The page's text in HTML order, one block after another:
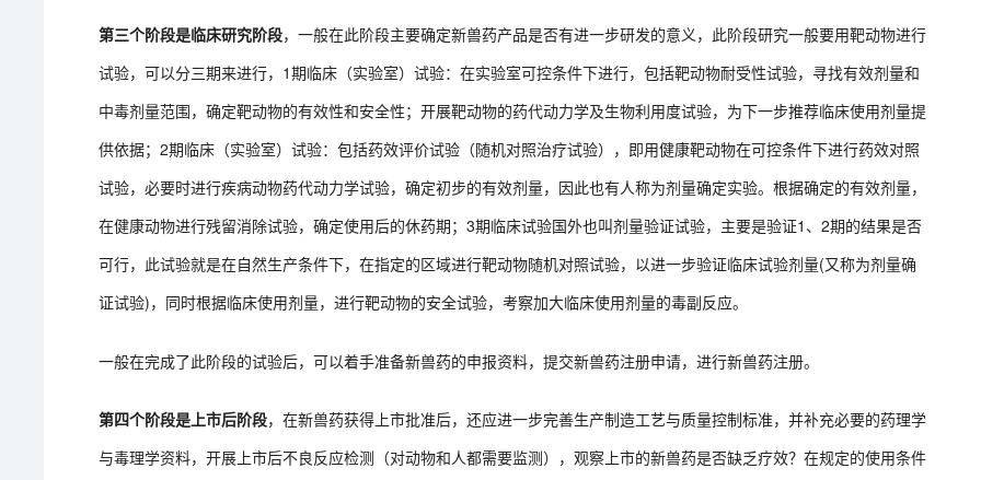
第三个阶段是临床研究阶段，一般在此阶段主要确定新兽药产品是否有进一步研发的意义，此阶段研究一般要用靶动物进行
试验，可以分三期来进行，1期临床（实验室）试验：在实验室可控条件下进行，包括靶动物耐受性试验，寻找有效剂量和
中毒剂量范围，确定靶动物的有效性和安全性；开展靶动物的药代动力学及生物利用度试验，为下一步推荐临床使用剂量提
供依据；2期临床（实验室）试验：包括药效评价试验（随机对照治疗试验），即用健康靶动物在可控条件下进行药效对照
试验，必要时进行疾病动物药代动力学试验，确定初步的有效剂量，因此也有人称为剂量确定实验。根据确定的有效剂量，
在健康动物进行残留消除试验，确定使用后的休药期；3期临床试验国外也叫剂量验证试验，主要是验证1、2期的结果是否
可行，此试验就是在自然生产条件下，在指定的区域进行靶动物随机对照试验，以进一步验证临床试验剂量(又称为剂量确
证试验)，同时根据临床使用剂量，进行靶动物的安全试验，考察加大临床使用剂量的毒副反应。
一般在完成了此阶段的试验后，可以着手准备新兽药的申报资料，提交新兽药注册申请，进行新兽药注册。
第四个阶段是上市后阶段，在新兽药获得上市批准后，还应进一步完善生产制造工艺与质量控制标准，并补充必要的药理学
与毒理学资料，开展上市后不良反应检测（对动物和人都需要监测），观察上市的新兽药是否缺乏疗效？在规定的使用条件